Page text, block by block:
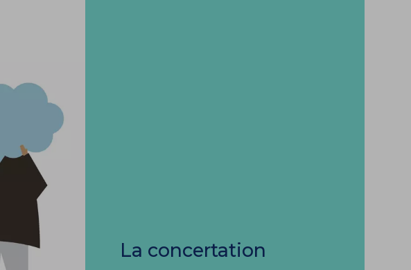
La concertation